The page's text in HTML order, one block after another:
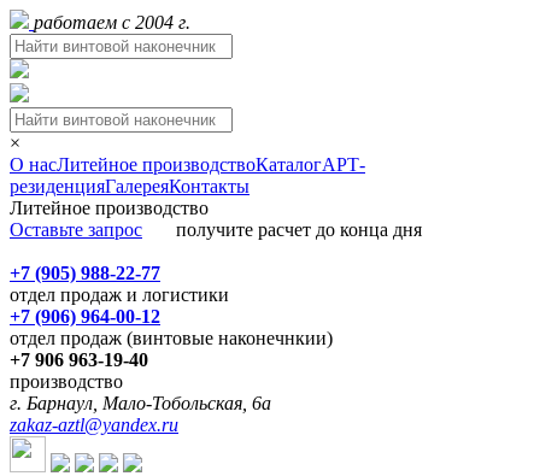
работаем с 2004 г.
×
О насЛитейное производствоКаталогАРТ-
резиденцияГалереяКонтакты
Литейное производство
Оставьте запрос получите расчет до конца дня
+7 (905) 988-22-77
отдел продаж и логистики
+7 (906) 964-00-12
отдел продаж (винтовые наконечнкии)
+7 906 963-19-40
производство
г. Барнаул, Мало-Тобольская, 6а
zakaz-aztl@yandex.ru